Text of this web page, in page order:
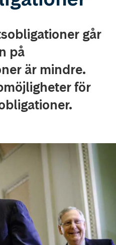
går
på
är mindre.
för